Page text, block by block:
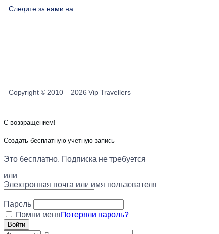
Следите за нами на
Copyright © 2010 – 2026 Vip Travellers
С возвращением!
Создать бесплатную учетную запись
Это бесплатно. Подписка не требуется
или
Электронная почта или имя пользователя
Пароль
Помни меня Потеряли пароль?